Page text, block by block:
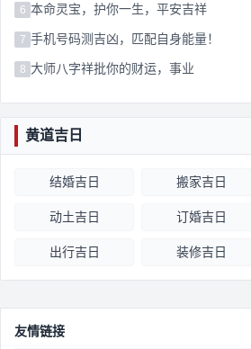
6 本命灵宝，护你一生，平安吉祥
7 手机号码测吉凶，匹配自身能量！
8 大师八字祥批你的财运，事业
黄道吉日
结婚吉日 搬家吉日
动土吉日 订婚吉日
出行吉日 装修吉日
友情链接